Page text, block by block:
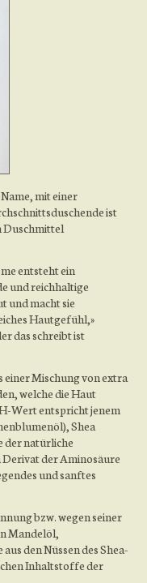
mit einer
ist
Duschmittel
entsteht ein
und reichhaltige
und macht sie
Hautgefühl,»
das schreibt ist
einer Mischung von extra
welche die Haut
Wert entspricht jenem
Shea
der natürliche
der Aminosäure
und sanftes
bzw. wegen seiner
Mandelöl,
den Nüssen des Shea-
Inhaltstoffe der